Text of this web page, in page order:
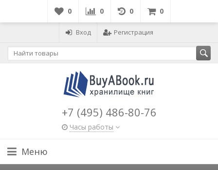
0 0 0 0
Вход Регистрация
+7 (495) 486-80-76
Часы работы
Меню